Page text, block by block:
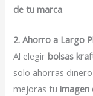
de tu marca.
2. Ahorro a Largo
Al elegirbolsas
solo ahorras
mejoras tuimagen